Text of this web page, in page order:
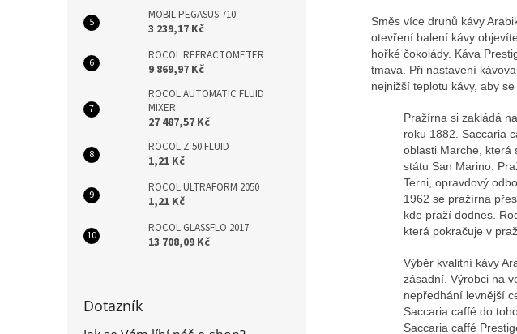
MOBIL PEGASUS 710
3 239,17 Kč
ROCOL REFRACTOMETER
9 869,97 Kč
ROCOL AUTOMATIC FLUID
MIXER
27 487,57 Kč
ROCOL Z 50 FLUID
1,21 Kč
ROCOL ULTRAFORM 2050
1,21 Kč
ROCOL GLASSFLO 2017
13 708,09 Kč
Dotazník
Směs více druhů kávy
otevření balení kávy
hořké čokolády. Káva
tmava. Při nastavení
nejnižší teplotu kávy, aby
Pražírna si zakládá
roku 1882. Saccaria
oblasti Marche, která
státu San Marino.
Terni, opravdový
1962 se pražírna
kde praží dodnes.
která pokračuje v
Výběr kvalitní kávy
zásadní. Výrobci na
nepředhání levnější
Saccaria caffé do
Saccaria caffé